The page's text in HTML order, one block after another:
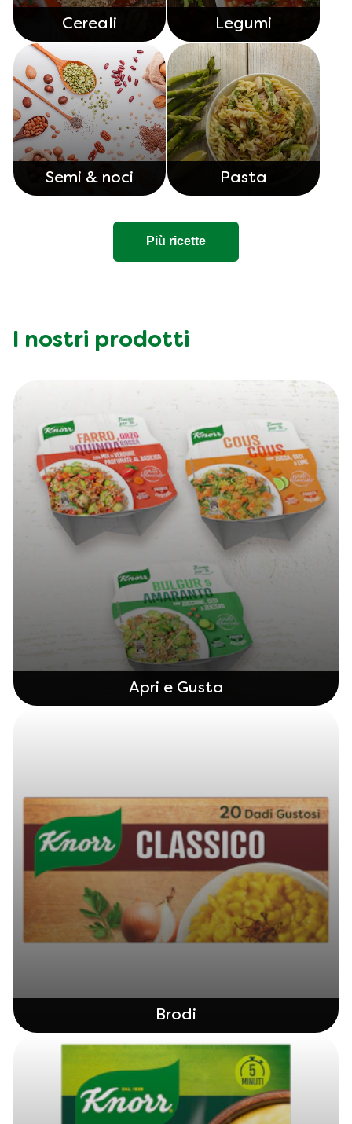
Cereali Legumi
Semi & noci Pasta
Più ricette
I nostri prodotti
Apri e Gusta
Brodi